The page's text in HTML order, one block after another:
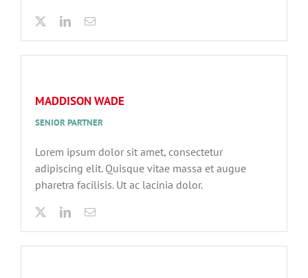
MADDISON WADE
SENIOR PARTNER
Lorem ipsum dolor sit amet, consectetur
adipiscing elit. Quisque vitae massa et augue
pharetra facilisis. Ut ac lacinia dolor.